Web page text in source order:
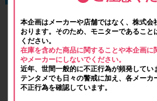
本企画はメーカーや店舗ではなく、株式会
おります。そのため、モニターであること
ください。
在庫を含めた商品に関することや本企画に
やメーカーにしないでください。
近年、世間一般的に不正行為が頻発してい
テンタメでも日々の警戒に加え、各メーカ
不正行為を確認しています。